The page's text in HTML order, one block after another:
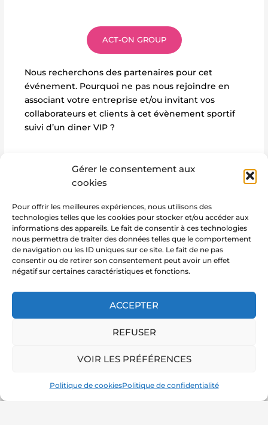
Gérer le consentement aux
cookies
Pour offrir les meilleures expériences, nous utilisons des
technologies telles que les cookies pour stocker et/ou accéder aux
informations des appareils. Le fait de consentir à ces technologies
nous permettra de traiter des données telles que le comportement
de navigation ou les ID uniques sur ce site. Le fait de ne pas
consentir ou de retirer son consentement peut avoir un effet
négatif sur certaines caractéristiques et fonctions.
ACCEPTER
REFUSER
VOIR LES PRÉFÉRENCES
Politique de cookiesPolitique de confidentialité
ACT-ON GROUP
Nous recherchons des partenaires pour cet
événement. Pourquoi ne pas nous rejoindre en
associant votre entreprise et/ou invitant vos
collaborateurs et clients à cet évènement sportif
suivi d’un diner VIP ?
CONTACTEZ-NOUS
Cliquez pour accepter les cookies
marketing et activer ce contenu
RETRO EDITION 2025